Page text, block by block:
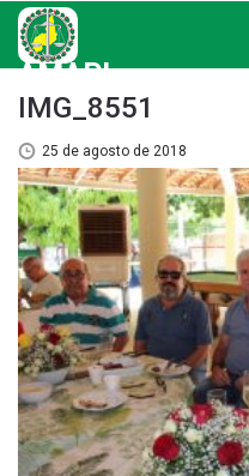
AMAPI
IMG_8551
25 de agosto de 2018